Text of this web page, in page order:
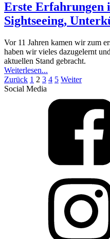
Erste Erfahrungen
Sightseeing,
Vor 11 Jahren kamen wir zum
haben wir vieles dazugelernt
aktuellen Stand gebracht.
Weiterlesen...
Zurück 1 2 3 4 5 Weiter
Social Media